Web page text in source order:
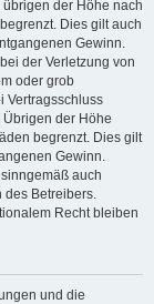
der Höhe nach
Dies gilt auch
Gewinn.
der Verletzung von
oder grob
Vertragsschluss
der Höhe
begrenzt. Dies gilt
Gewinn.
auch
Betreibers.
Recht bleiben
und die